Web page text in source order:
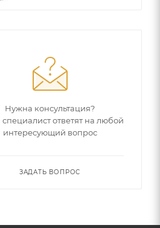
Нужна консультация?
ответят на любой
интересующий вопрос
ЗАДАТЬ ВОПРОС